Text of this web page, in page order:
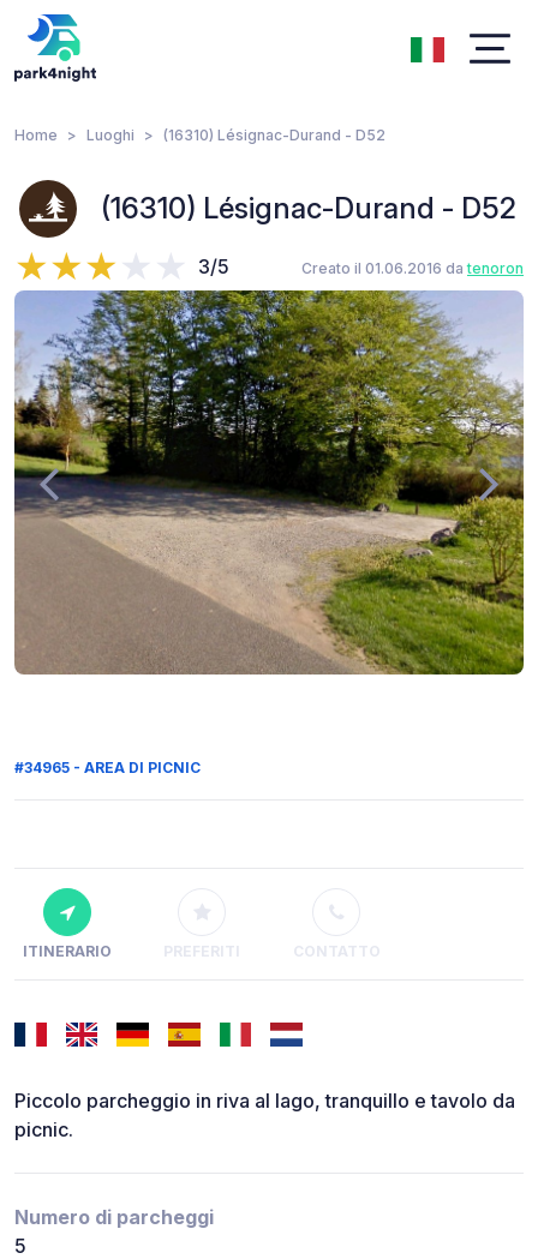
Home Luoghi (16310) Lésignac-Durand - D52
(16310) Lésignac-Durand - D52
3/5 Creato il 01.06.2016 datenoron
#34965 - AREA DI PICNIC
ITINERARIO PREFERITI CONTATTO
Piccolo parcheggio in riva al lago, tranquillo e tavolo da
picnic.
Numero di parcheggi
5